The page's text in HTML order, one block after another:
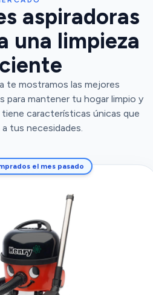
aspiradoras
una limpieza
te mostramos las mejores
para mantener tu hogar limpio y
características únicas que
tus necesidades.
el mes pasado